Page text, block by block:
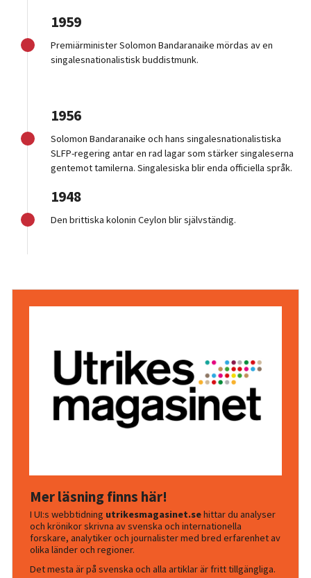
1959
Premiärminister Solomon Bandaranaike mördas av en
singalesnationalistisk buddistmunk.
1956
Solomon Bandaranaike och hans singalesnationalistiska
SLFP-regering antar en rad lagar som stärker singaleserna
gentemot tamilerna. Singalesiska blir enda officiella språk.
1948
Den brittiska kolonin Ceylon blir självständig.
Mer läsning finns här!
I UI:s webbtidning utrikesmagasinet.sehittar du analyser
och krönikor skrivna av svenska och internationella
forskare, analytiker och journalister med bred erfarenhet av
olika länder och regioner.
Det mesta är på svenska och alla artiklar är fritt tillgängliga.